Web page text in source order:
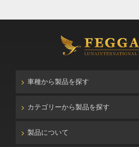
車種から製品を探す
カテゴリーから製品を探す
製品について